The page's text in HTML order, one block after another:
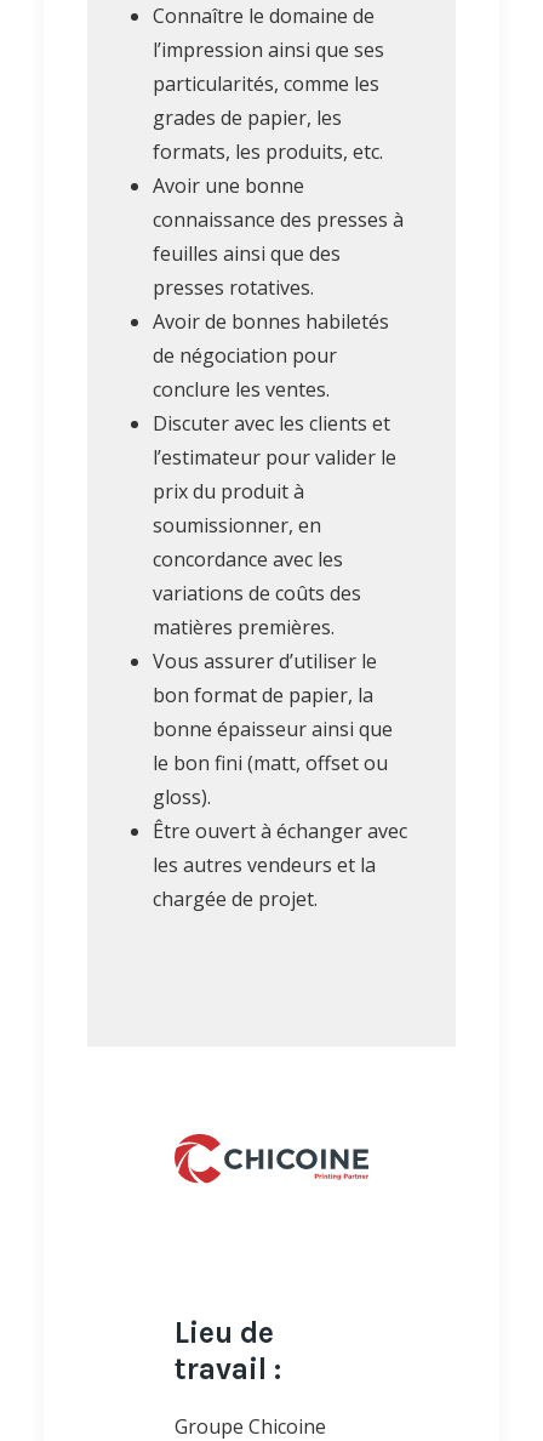
Connaître le domaine de
l’impression ainsi que ses
particularités, comme les
grades de papier, les
formats, les produits, etc.
Avoir une bonne
connaissance des presses à
feuilles ainsi que des
presses rotatives.
Avoir de bonnes habiletés
de négociation pour
conclure les ventes.
Discuter avec les clients et
l’estimateur pour valider le
prix du produit à
soumissionner, en
concordance avec les
variations de coûts des
matières premières.
Vous assurer d’utiliser le
bon format de papier, la
bonne épaisseur ainsi que
le bon fini (matt, offset ou
gloss).
Être ouvert à échanger avec
les autres vendeurs et la
chargée de projet.
Lieu de
travail :
Groupe Chicoine